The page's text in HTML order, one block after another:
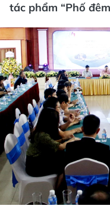
tác phẩm “Phố